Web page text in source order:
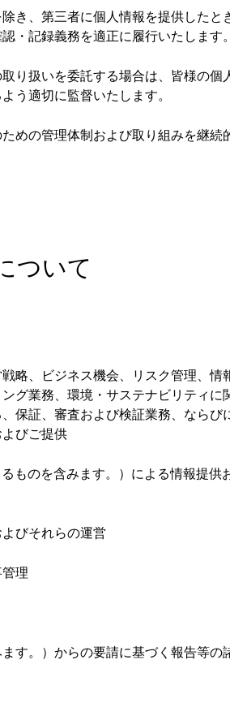
き、第三者に個人情報を提供したと
・記録義務を適正に履行いたします。
り扱いを委託する場合は、皆様の個
う適切に監督いたします。
めの管理体制および取り組みを継続
ついて
略、ビジネス機会、リスク管理、情
グ業務、環境・サステナビリティに
保証、審査および検証業務、ならび
びご提供
ものを含みます。）による情報提供
びそれらの運営
理
す。）からの要請に基づく報告等の